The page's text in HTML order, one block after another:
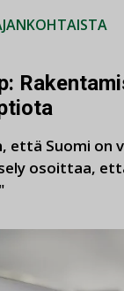
että Suomi on
osoittaa,